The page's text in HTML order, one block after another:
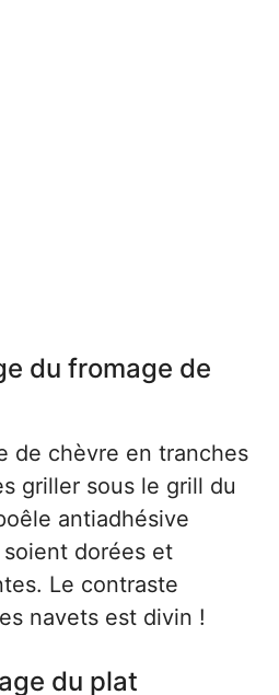
du fromage de
de chèvre en tranches
griller sous le grill du
antiadhésive
soient dorées et
Le contraste
navets est divin !
du plat